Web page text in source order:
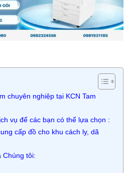
chuyên nghiệp tại KCN Tam
vụ để các bạn có thể lựa chọn :
cấp đồ cho khu cách ly, dã
Chúng tôi: